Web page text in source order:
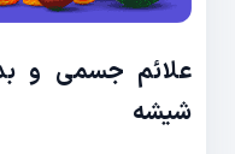
علائم جسمی و
شیشه